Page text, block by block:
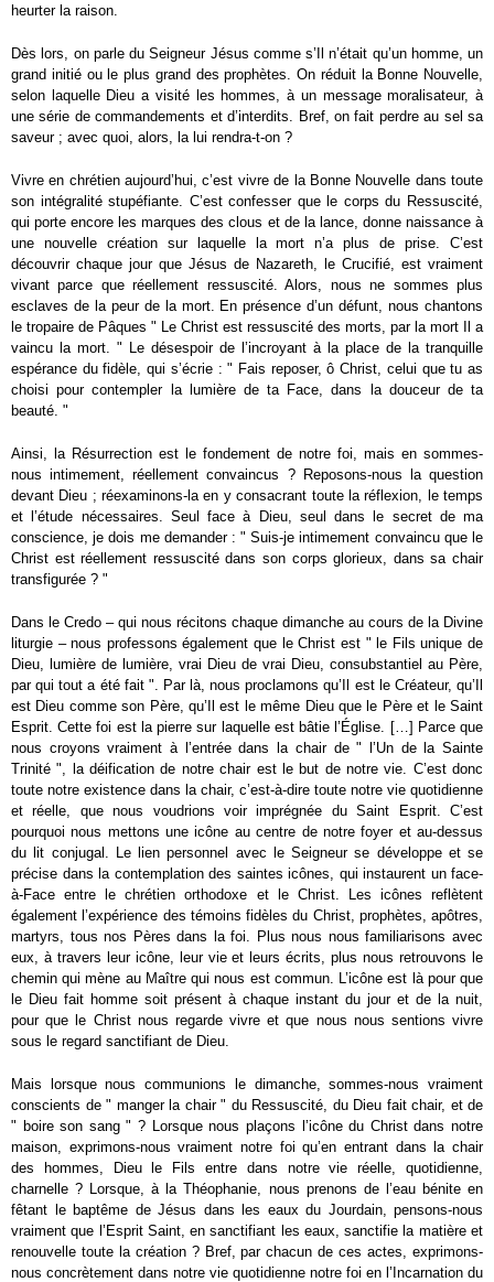
heurter la raison.
Dès lors, on parle du Seigneur Jésus comme s’Il n’était qu’un homme, un
grand initié ou le plus grand des prophètes. On réduit la Bonne Nouvelle,
selon laquelle Dieu a visité les hommes, à un message moralisateur, à
une série de commandements et d’interdits. Bref, on fait perdre au sel sa
saveur ; avec quoi, alors, la lui rendra-t-on ?
Vivre en chrétien aujourd’hui, c’est vivre de la Bonne Nouvelle dans toute
son intégralité stupéfiante. C’est confesser que le corps du Ressuscité,
qui porte encore les marques des clous et de la lance, donne naissance à
une nouvelle création sur laquelle la mort n’a plus de prise. C’est
découvrir chaque jour que Jésus de Nazareth, le Crucifié, est vraiment
vivant parce que réellement ressuscité. Alors, nous ne sommes plus
esclaves de la peur de la mort. En présence d’un défunt, nous chantons
le tropaire de Pâques " Le Christ est ressuscité des morts, par la mort Il a
vaincu la mort. " Le désespoir de l’incroyant à la place de la tranquille
espérance du fidèle, qui s’écrie : " Fais reposer, ô Christ, celui que tu as
choisi pour contempler la lumière de ta Face, dans la douceur de ta
beauté. "
Ainsi, la Résurrection est le fondement de notre foi, mais en sommes-
nous intimement, réellement convaincus ? Reposons-nous la question
devant Dieu ; réexaminons-la en y consacrant toute la réflexion, le temps
et l’étude nécessaires. Seul face à Dieu, seul dans le secret de ma
conscience, je dois me demander : " Suis-je intimement convaincu que le
Christ est réellement ressuscité dans son corps glorieux, dans sa chair
transfigurée ? "
Dans le Credo – qui nous récitons chaque dimanche au cours de la Divine
liturgie – nous professons également que le Christ est " le Fils unique de
Dieu, lumière de lumière, vrai Dieu de vrai Dieu, consubstantiel au Père,
par qui tout a été fait ". Par là, nous proclamons qu’Il est le Créateur, qu’Il
est Dieu comme son Père, qu’Il est le même Dieu que le Père et le Saint
Esprit. Cette foi est la pierre sur laquelle est bâtie l’Église. […] Parce que
nous croyons vraiment à l’entrée dans la chair de " l’Un de la Sainte
Trinité ", la déification de notre chair est le but de notre vie. C’est donc
toute notre existence dans la chair, c’est-à-dire toute notre vie quotidienne
et réelle, que nous voudrions voir imprégnée du Saint Esprit. C’est
pourquoi nous mettons une icône au centre de notre foyer et au-dessus
du lit conjugal. Le lien personnel avec le Seigneur se développe et se
précise dans la contemplation des saintes icônes, qui instaurent un face-
à-Face entre le chrétien orthodoxe et le Christ. Les icônes reflètent
également l’expérience des témoins fidèles du Christ, prophètes, apôtres,
martyrs, tous nos Pères dans la foi. Plus nous nous familiarisons avec
eux, à travers leur icône, leur vie et leurs écrits, plus nous retrouvons le
chemin qui mène au Maître qui nous est commun. L’icône est là pour que
le Dieu fait homme soit présent à chaque instant du jour et de la nuit,
pour que le Christ nous regarde vivre et que nous nous sentions vivre
sous le regard sanctifiant de Dieu.
Mais lorsque nous communions le dimanche, sommes-nous vraiment
conscients de " manger la chair " du Ressuscité, du Dieu fait chair, et de
" boire son sang " ? Lorsque nous plaçons l’icône du Christ dans notre
maison, exprimons-nous vraiment notre foi qu’en entrant dans la chair
des hommes, Dieu le Fils entre dans notre vie réelle, quotidienne,
charnelle ? Lorsque, à la Théophanie, nous prenons de l’eau bénite en
fêtant le baptême de Jésus dans les eaux du Jourdain, pensons-nous
vraiment que l’Esprit Saint, en sanctifiant les eaux, sanctifie la matière et
renouvelle toute la création ? Bref, par chacun de ces actes, exprimons-
nous concrètement dans notre vie quotidienne notre foi en l’Incarnation du